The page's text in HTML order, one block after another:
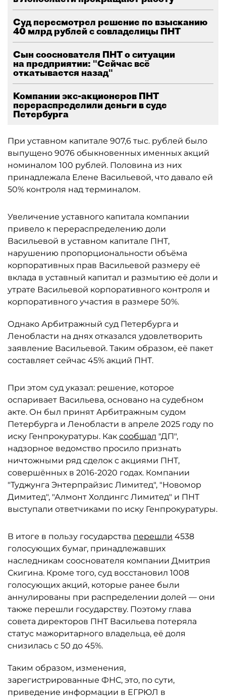
Суд пересмотрел решение по взысканию
40 млрд рублей с совладелицы ПНТ
Сын сооснователя ПНТ о ситуации
на предприятии: "Сейчас всё
откатывается назад"
Компании экс-акционеров ПНТ
перераспределили деньги в суде
Петербурга
При уставном капитале 907,6 тыс. рублей было
выпущено 9076 обыкновенных именных акций
номиналом 100 рублей. Половина из них
принадлежала Елене Васильевой, что давало ей
50% контроля над терминалом.
Увеличение уставного капитала компании
привело к перераспределению доли
Васильевой в уставном капитале ПНТ,
нарушению пропорциональности объёма
корпоративных прав Васильевой размеру её
вклада в уставный капитал и размытию её доли и
утрате Васильевой корпоративного контроля и
корпоративного участия в размере 50%.
Однако Арбитражный суд Петербурга и
Ленобласти на днях отказался удовлетворить
заявление Васильевой. Таким образом, её пакет
составляет сейчас 45% акций ПНТ.
При этом суд указал: решение, которое
оспаривает Васильева, основано на судебном
акте. Он был принят Арбитражным судом
Петербурга и Ленобласти в апреле 2025 году по
иску Генпрокуратуры. Как сообщал "ДП",
надзорное ведомство просило признать
ничтожными ряд сделок с акциями ПНТ,
совершённых в 2016-2020 годах. Компании
"Туджунга Энтерпрайзис Лимитед", "Новомор
Димитед", "Алмонт Холдингс Лимитед" и ПНТ
выступали ответчиками по иску Генпрокуратуры.
В итоге в пользу государства перешли 4538
голосующих бумаг, принадлежавших
наследникам сооснователя компании Дмитрия
Скигина. Кроме того, суд восстановил 1008
голосующих акций, которые ранее были
аннулированы при распределении долей — они
также перешли государству. Поэтому глава
совета директоров ПНТ Васильева потеряла
статус мажоритарного владельца, её доля
снизилась с 50 до 45%.
Таким образом, изменения,
зарегистрированные ФНС, это, по сути,
приведение информации в ЕГРЮЛ в